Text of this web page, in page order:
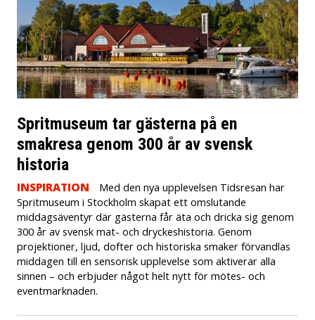
Spritmuseum tar gästerna på en
smakresa genom 300 år av svensk
historia
INSPIRATION
Med den nya upplevelsen Tidsresan har
Spritmuseum i Stockholm skapat ett omslutande
middagsäventyr där gästerna får äta och dricka sig genom
300 år av svensk mat- och dryckeshistoria. Genom
projektioner, ljud, dofter och historiska smaker förvandlas
middagen till en sensorisk upplevelse som aktiverar alla
sinnen – och erbjuder något helt nytt för mötes- och
eventmarknaden.